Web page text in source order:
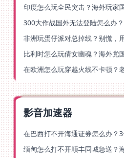
影音加速器